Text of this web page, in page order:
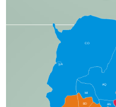
CO
AQ
MI
AN
BD
LA